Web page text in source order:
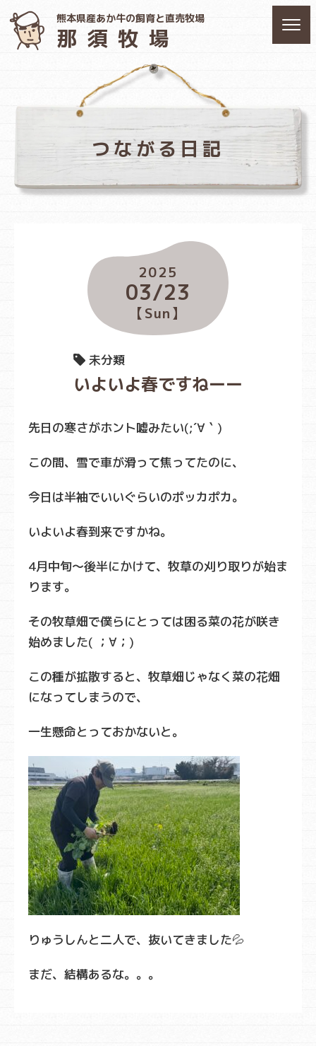
熊本県産あか牛の飼育と直売牧場
那須牧場
つながる日記
2025
03/23
【Sun】
未分類
いよいよ春ですねーー
先日の寒さがホント嘘みたい(;´∀｀)
この間、雪で車が滑って焦ってたのに、
今日は半袖でいいぐらいのポッカポカ。
いよいよ春到来ですかね。
4月中旬～後半にかけて、牧草の刈り取りが始ま
ります。
その牧草畑で僕らにとっては困る菜の花が咲き
始めました( ；∀；)
この種が拡散すると、牧草畑じゃなく菜の花畑
になってしまうので、
一生懸命とっておかないと。
りゅうしんと二人で、抜いてきました💦
まだ、結構あるな。。。